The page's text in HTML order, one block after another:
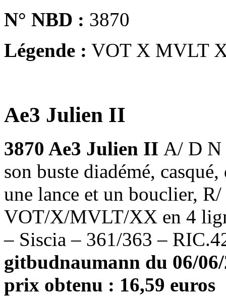
N° NBD : 3870
Légende : VOT X MVLT
Ae3 Julien II
3870 Ae3 Julien II A/ D
son buste diadémé,
une lance et un bouclier,
VOT/X/MVLT/XX en 4
– Siscia – 361/363 –
gitbudnaumann du 06/
prix obtenu : 16,59 euros